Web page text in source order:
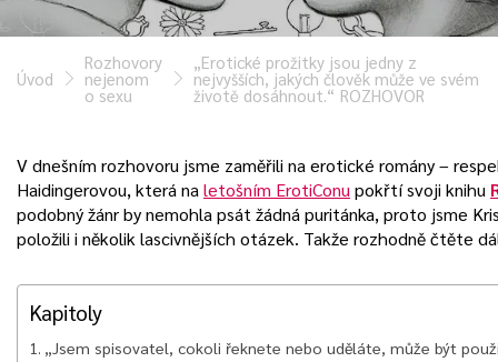
Úvod
Rozhovory
nejenom
o sexu
„Erotické prožitky jsou jedny z
nejvyšších, jakých člověk může ve svém
životě dosáhnout.“ ROZHOVOR
V dnešním rozhovoru jsme zaměřili na erotické romány –
Haidingerovou, která na letošním ErotiConupokřtí svoji knihu
podobný žánr by nemohla psát žádná puritánka, proto jsme
položili i několik lascivnějších otázek. Takže rozhodně čtěte
Kapitoly
„Jsem spisovatel, cokoli řeknete nebo uděláte, může být